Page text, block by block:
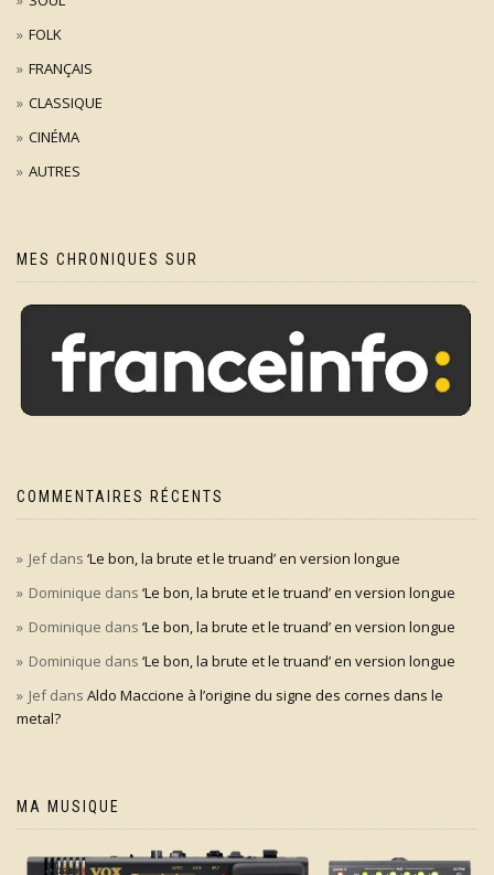
FOLK
FRANÇAIS
CLASSIQUE
CINÉMA
AUTRES
MES CHRONIQUES SUR
COMMENTAIRES RÉCENTS
Jefdans ‘Le bon, la brute et le truand’ en version longue
Dominique dans ‘Le bon, la brute et le truand’ en version longue
Dominique dans ‘Le bon, la brute et le truand’ en version longue
Dominique dans ‘Le bon, la brute et le truand’ en version longue
Jefdans Aldo Maccione à l’origine du signe des cornes dans le
metal?
MA MUSIQUE